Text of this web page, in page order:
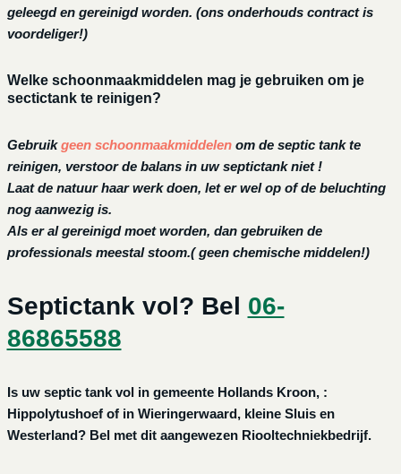
geleegd en gereinigd worden. (ons onderhouds contract is
voordeliger!)
Welke schoonmaakmiddelen mag je gebruiken om je
sectictank te reinigen?
Gebruikgeen schoonmaakmiddelen om de septic tank te
reinigen, verstoor de balans in uw septictank niet !
Laat de natuur haar werk doen, let er wel op of de beluchting
nog aanwezig is.
Als er al gereinigd moet worden, dan gebruiken de
professionals meestal stoom.( geen chemische middelen!)
Septictank vol? Bel 06-
86865588
Is uw septic tank vol in gemeente Hollands Kroon, :
Hippolytushoef of in Wieringerwaard, kleine Sluis en
Westerland? Bel met dit aangewezen Riooltechniekbedrijf.